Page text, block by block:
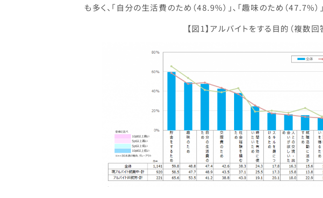
も多く、「自分の生活費のため（48.9%）」、「趣味のため（47.7%）
【図1】アルバイトをする目的（複数回